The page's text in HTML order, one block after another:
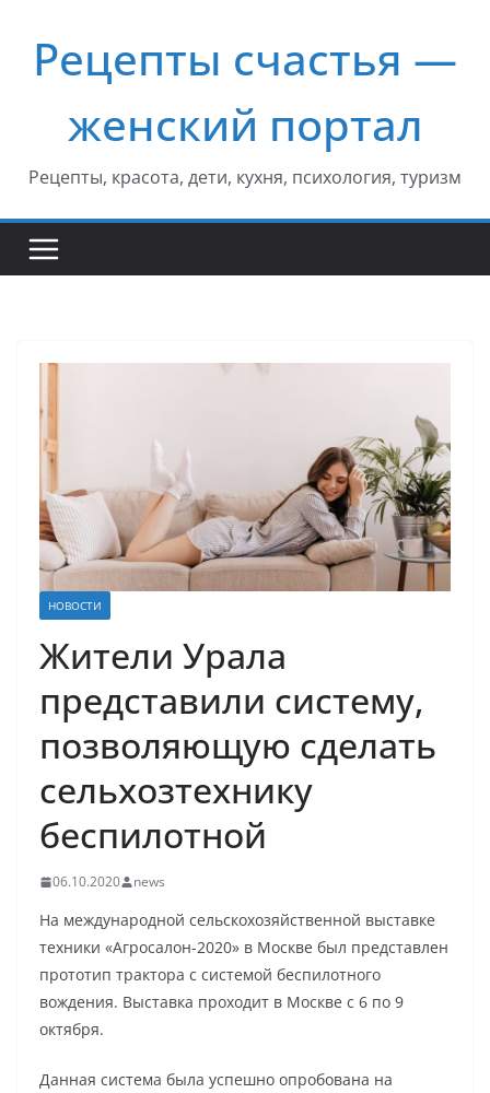
содержимому
Рецепты счастья —
женский портал
Рецепты, красота, дети, кухня, психология, туризм
НОВОСТИ
Жители Урала
представили систему,
позволяющую сделать
сельхозтехнику
беспилотной
06.10.2020 news
На международной сельскохозяйственной выставке
техники «Агросалон-2020» в Москве был представлен
прототип трактора с системой беспилотного
вождения. Выставка проходит в Москве с 6 по 9
октября.
Данная система была успешно опробована на